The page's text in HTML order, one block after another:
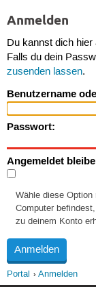
Anmelden
Du kannst dich
Falls du dein
zusenden lassen.
Benutzername
Passwort:
Angemeldet
Wähle diese
Computer
zu deinem Konto
Portal Anmelden